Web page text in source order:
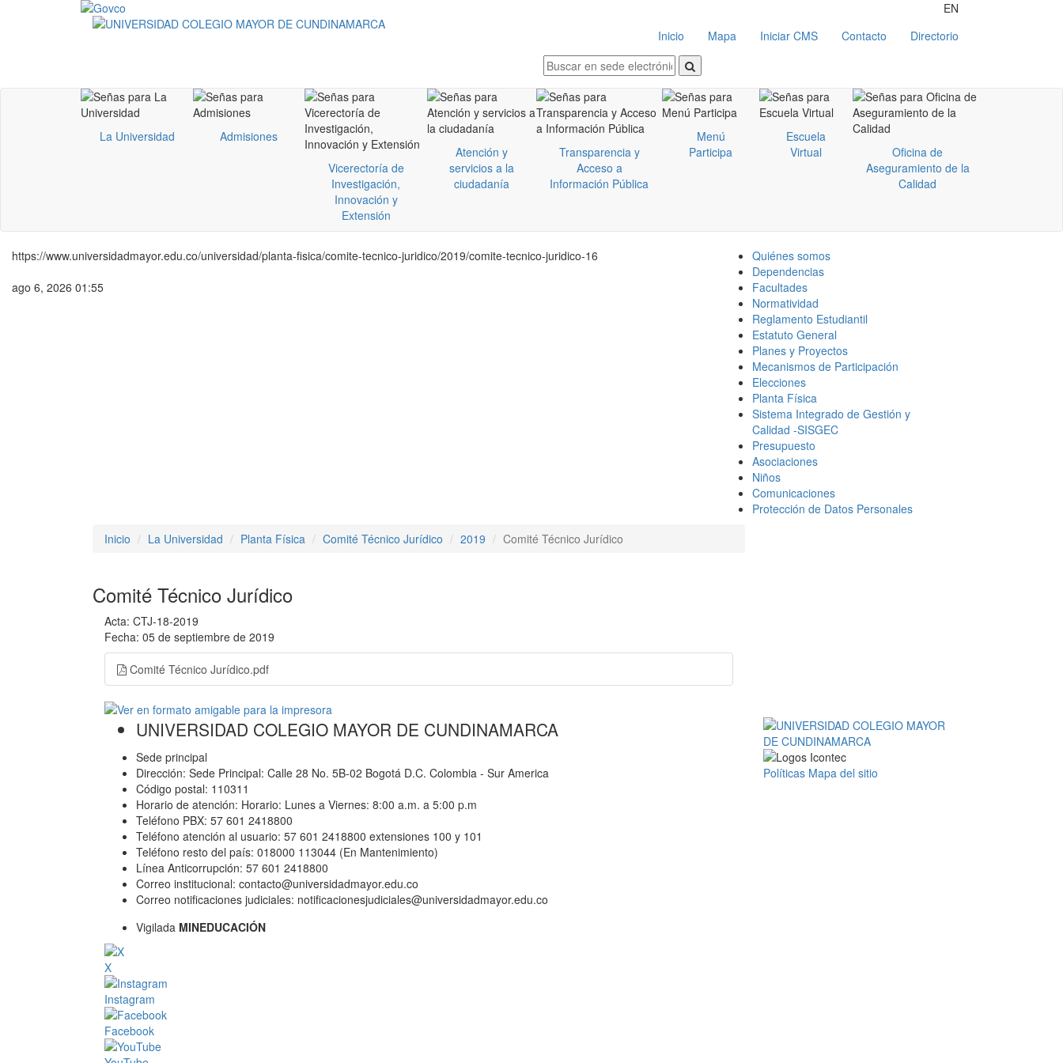
EN
Inicio
Mapa Iniciar CMS Contacto Directorio
La Universidad
Admisiones
Vicerectoría de
Investigación,
Innovación y
Extensión
Atención y
servicios a la
ciudadanía
Transparencia y
Acceso a
Información Pública
Menú
Participa
Escuela
Virtual
Oficina de
Aseguramiento de la
Calidad
https://www.universidadmayor.edu.co/universidad/planta-fisica/comite-tecnico-juridico/2019/comite-tecnico-juridico-16
ago 6, 2026 01:55
Quiénes somos
Dependencias
Facultades
Normatividad
Reglamento Estudiantil
Estatuto General
Planes y Proyectos
Mecanismos de Participación
Elecciones
Planta Física
Sistema Integrado de Gestión y
Calidad -SISGEC
Presupuesto
Asociaciones
Niños
Comunicaciones
Protección de Datos Personales
Inicio
La Universidad Planta Física Comité Técnico Jurídico 2019 Comité Técnico Jurídico
Comité Técnico Jurídico
Acta: CTJ-18-2019
Fecha: 05 de septiembre de 2019
Comité Técnico Jurídico.pdf
UNIVERSIDAD COLEGIO MAYOR DE CUNDINAMARCA
Sede principal
Dirección: Sede Principal: Calle 28 No. 5B-02 Bogotá D.C. Colombia - Sur America
Código postal: 110311
Horario de atención: Horario: Lunes a Viernes: 8:00 a.m. a 5:00 p.m
Teléfono PBX: 57 601 2418800
Teléfono atención al usuario: 57 601 2418800 extensiones 100 y 101
Teléfono resto del país: 018000 113044 (En Mantenimiento)
Línea Anticorrupción: 57 601 2418800
Correo institucional: contacto@universidadmayor.edu.co
Correo notificaciones judiciales: notificacionesjudiciales@universidadmayor.edu.co
Vigilada MINEDUCACIÓN
X
Instagram
Facebook
Políticas Mapa del sitio